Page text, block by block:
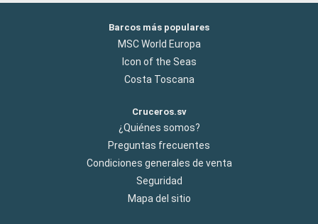
Barcos más populares
MSC World Europa
Icon of the Seas
Costa Toscana
Cruceros.sv
¿Quiénes somos?
Preguntas frecuentes
Condiciones generales de venta
Seguridad
Mapa del sitio